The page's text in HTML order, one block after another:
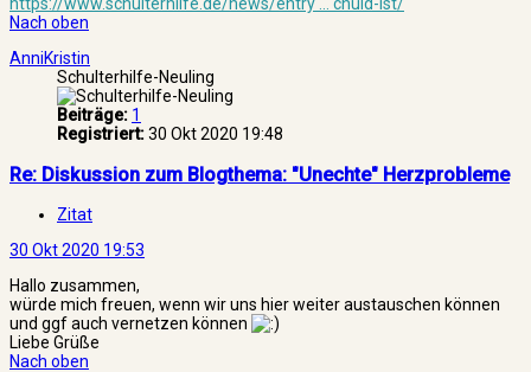
https://www.schulterhilfe.de/news/entry ... chuld-ist/
Nach oben
AnniKristin
Schulterhilfe-Neuling
Beiträge: 1
Registriert:30 Okt 2020 19:48
Re: Diskussion zum Blogthema: "Unechte" Herzprobleme
Zitat
30 Okt 2020 19:53
Hallo zusammen,
würde mich freuen, wenn wir uns hier weiter austauschen können
und ggf auch vernetzen können
Liebe Grüße
Nach oben